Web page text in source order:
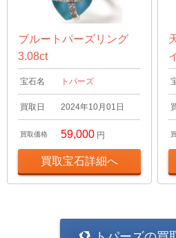
ブルートパーズリング
3.08ct
宝石名 トパーズ
買取日 2024年10月01日
買取価格 59,000 円
買取宝石詳細へ